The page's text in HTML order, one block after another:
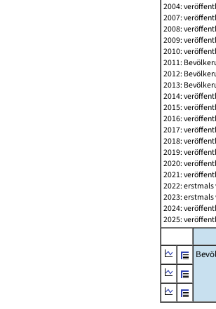
2004:
2007:
2008:
2009:
2010:
2011:
2012:
2013:
2014:
2015:
2016:
2017:
2018:
2019:
2020:
2021:
2022:
2023:
2024:
2025: